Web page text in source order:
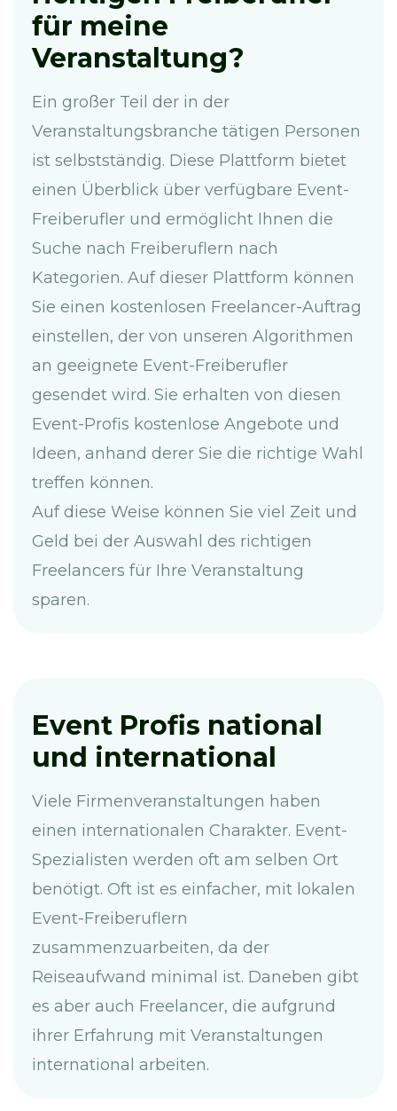
für meine
Veranstaltung?
Ein großer Teil der in der
Veranstaltungsbranche tätigen Personen
ist selbstständig. Diese Plattform bietet
einen Überblick über verfügbare Event-
Freiberufler und ermöglicht Ihnen die
Suche nach Freiberuflern nach
Kategorien. Auf dieser Plattform können
Sie einen kostenlosen Freelancer-Auftrag
einstellen, der von unseren Algorithmen
an geeignete Event-Freiberufler
gesendet wird. Sie erhalten von diesen
Event-Profis kostenlose Angebote und
Ideen, anhand derer Sie die richtige Wahl
treffen können.
Auf diese Weise können Sie viel Zeit und
Geld bei der Auswahl des richtigen
Freelancers für Ihre Veranstaltung
sparen.
Event Profis national
und international
Viele Firmenveranstaltungen haben
einen internationalen Charakter. Event-
Spezialisten werden oft am selben Ort
benötigt. Oft ist es einfacher, mit lokalen
Event-Freiberuflern
zusammenzuarbeiten, da der
Reiseaufwand minimal ist. Daneben gibt
es aber auch Freelancer, die aufgrund
ihrer Erfahrung mit Veranstaltungen
international arbeiten.